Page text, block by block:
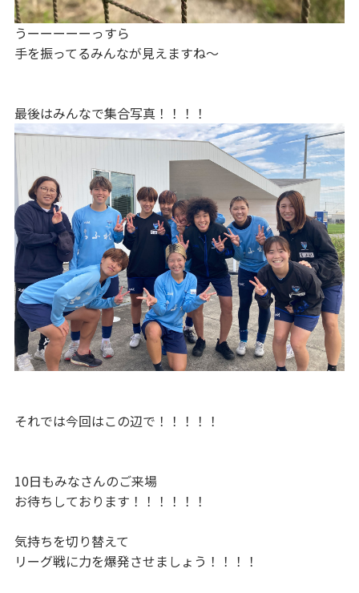
うーーーーーっすら
手を振ってるみんなが見えますね〜
最後はみんなで集合写真！！！！
それでは今回はこの辺で！！！！！
10日もみなさんのご来場
お待ちしております！！！！！！
気持ちを切り替えて
リーグ戦に力を爆発させましょう！！！！